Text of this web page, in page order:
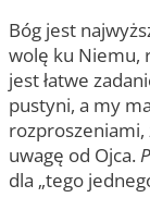
Bóg jest
wolę ku Niemu,
jest łatwe
pustyni, a my
rozproszeniami,
uwagę od Ojca.
dla „tego